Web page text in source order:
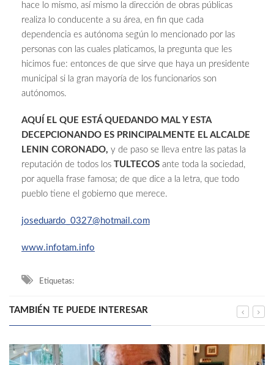
hace lo mismo, así mismo la dirección de obras públicas
realiza lo conducente a su área, en fin que cada
dependencia es autónoma según lo mencionado por las
personas con las cuales platicamos, la pregunta que les
hicimos fue: entonces de que sirve que haya un presidente
municipal si la gran mayoría de los funcionarios son
autónomos.
AQUÍ EL QUE ESTÁ QUEDANDO MAL Y ESTA
DECEPCIONANDO ES PRINCIPALMENTE EL ALCALDE
LENIN CORONADO, y de paso se lleva entre las patas la
reputación de todos los TULTECOS ante toda la sociedad,
por aquella frase famosa; de que dice a la letra, que todo
pueblo tiene el gobierno que merece.
joseduardo_0327@hotmail.com
www.infotam.info
Etiquetas:
TAMBIÉN TE PUEDE INTERESAR